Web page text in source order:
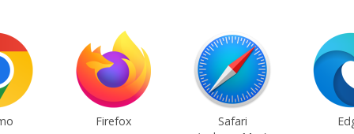
Firefox
Safari